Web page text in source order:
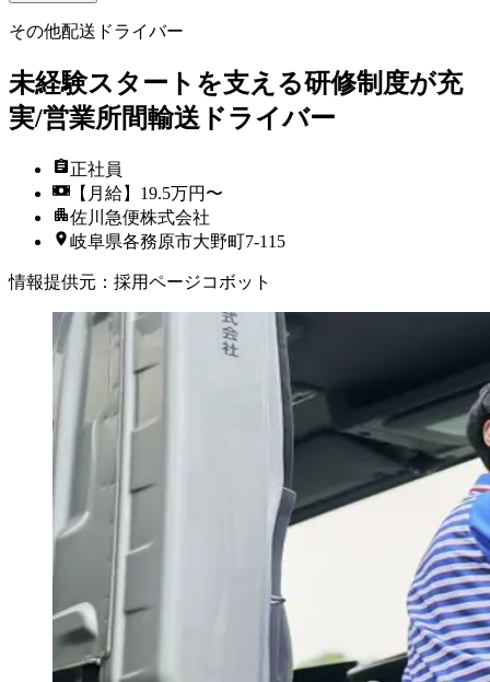
その他配送ドライバー
未経験スタートを支える研修制度が充
実/営業所間輸送ドライバー
正社員
【月給】19.5万円〜
佐川急便株式会社
岐阜県各務原市大野町7-115
情報提供元 ： 採用ページコボット